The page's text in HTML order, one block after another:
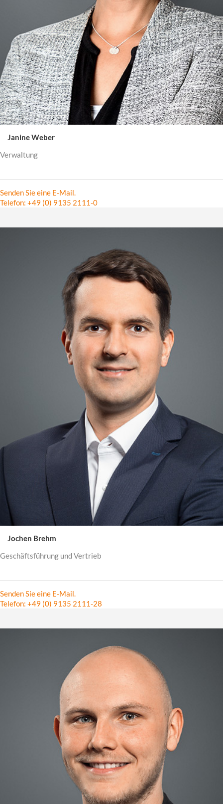
Janine Weber
Verwaltung
Senden Sie eine E-Mail.
Telefon: +49 (0) 9135 2111-0
Jochen Brehm
Geschäftsführung und Vertrieb
Senden Sie eine E-Mail.
Telefon: +49 (0) 9135 2111-28